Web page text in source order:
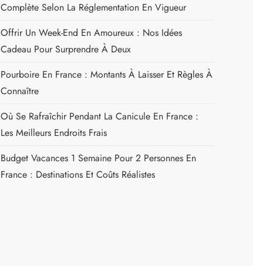
Complète Selon La Réglementation En Vigueur
Offrir Un Week-End En Amoureux : Nos Idées
Cadeau Pour Surprendre À Deux
Pourboire En France : Montants À Laisser Et Règles À
Connaître
Où Se Rafraîchir Pendant La Canicule En France :
Les Meilleurs Endroits Frais
Budget Vacances 1 Semaine Pour 2 Personnes En
France : Destinations Et Coûts Réalistes